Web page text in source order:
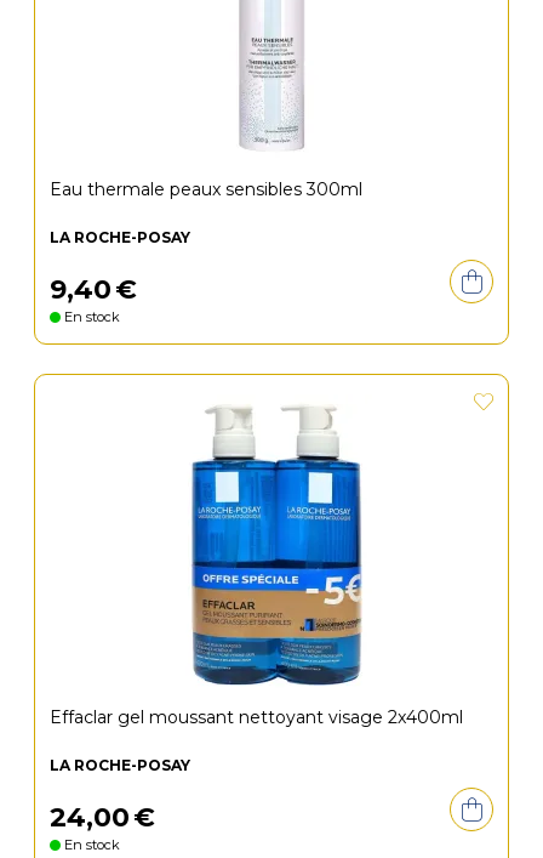
Eau thermale peaux sensibles 300ml
LA ROCHE-POSAY
9,40€
En stock
Effaclar gel moussant nettoyant visage 2x400ml
LA ROCHE-POSAY
24,00€
En stock